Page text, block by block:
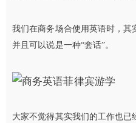
我们在商务场合使用英语时，其
并且可以说是一种“套话”。
大家不觉得其实我们的工作也已